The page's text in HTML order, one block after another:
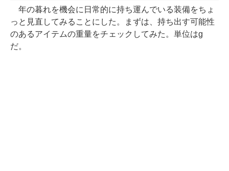
年の暮れを機会に日常的に持ち運んでいる装備をちょ
っと見直してみることにした。まずは、持ち出す可能性
のあるアイテムの重量をチェックしてみた。単位はg
だ。